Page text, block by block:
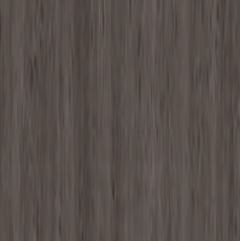
/シックＷ910×
ッサム